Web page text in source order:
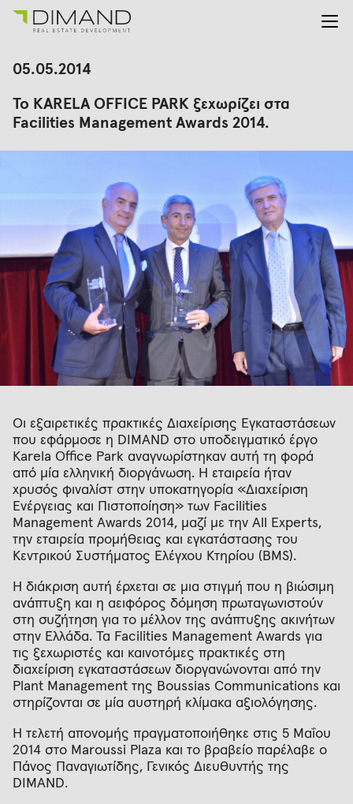
Για εμάς
Επενδυτικές Σχέσεις
Νέα
05.05.2014
Το KARELA OFFICE PARK ξεχωρίζει στα
Facilities Management Awards 2014.
Οι εξαιρετικές πρακτικές Διαχείρισης Εγκαταστάσεων
που εφάρμοσε η DIMAND στο υποδειγματικό έργο
Karela Office Park αναγνωρίστηκαν αυτή τη φορά
από μία ελληνική διοργάνωση. Η εταιρεία ήταν
χρυσός φιναλίστ στην υποκατηγορία «Διαχείριση
Ενέργειας και Πιστοποίηση» των Facilities
Management Awards 2014, μαζί με την All Experts,
την εταιρεία προμήθειας και εγκατάστασης του
Κεντρικού Συστήματος Ελέγχου Κτηρίου (BMS).
Η διάκριση αυτή έρχεται σε μια στιγμή που η βιώσιμη
ανάπτυξη και η αειφόρος δόμηση πρωταγωνιστούν
στη συζήτηση για το μέλλον της ανάπτυξης ακινήτων
στην Ελλάδα. Τα Facilities Management Awards για
τις ξεχωριστές και καινοτόμες πρακτικές στη
διαχείριση εγκαταστάσεων διοργανώνονται από την
Plant Management της Boussias Communications και
στηρίζονται σε μία αυστηρή κλίμακα αξιολόγησης.
Η τελετή απονομής πραγματοποιήθηκε στις 5 Μαΐου
2014 στο Maroussi Plaza και το βραβείο παρέλαβε ο
Πάνος Παναγιωτίδης, Γενικός Διευθυντής της
DIMAND.